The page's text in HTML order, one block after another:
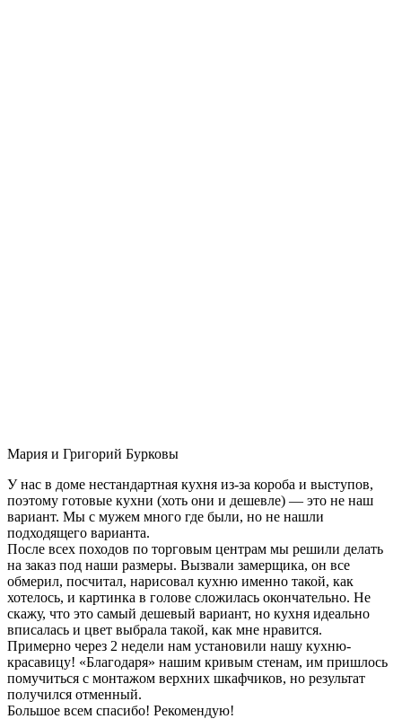
Мария и Григорий Бурковы
У нас в доме нестандартная кухня из-за короба и выступов,
поэтому готовые кухни (хоть они и дешевле) — это не наш
вариант. Мы с мужем много где были, но не нашли
подходящего варианта.
После всех походов по торговым центрам мы решили делать
на заказ под наши размеры. Вызвали замерщика, он все
обмерил, посчитал, нарисовал кухню именно такой, как
хотелось, и картинка в голове сложилась окончательно. Не
скажу, что это самый дешевый вариант, но кухня идеально
вписалась и цвет выбрала такой, как мне нравится.
Примерно через 2 недели нам установили нашу кухню-
красавицу! «Благодаря» нашим кривым стенам, им пришлось
помучиться с монтажом верхних шкафчиков, но результат
получился отменный.
Большое всем спасибо! Рекомендую!